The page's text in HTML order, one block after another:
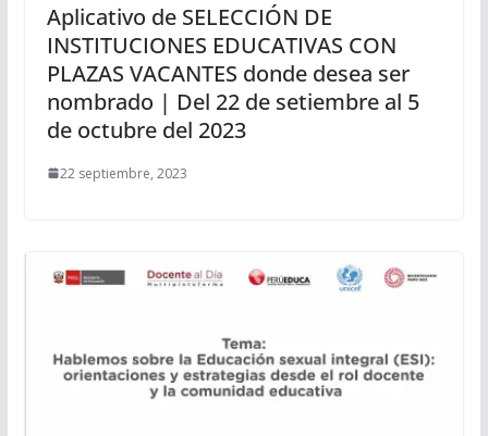
Aplicativo de SELECCIÓN DE
INSTITUCIONES EDUCATIVAS CON
PLAZAS VACANTES donde desea ser
nombrado | Del 22 de setiembre al 5
de octubre del 2023
22 septiembre, 2023